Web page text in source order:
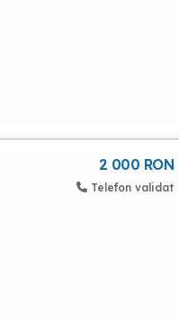
2 000 RON
Telefon validat